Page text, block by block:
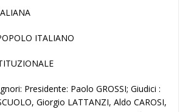
ITALIANO
Presidente: Paolo GROSSI; Giudici :
Giorgio LATTANZI, Aldo CAROSI,